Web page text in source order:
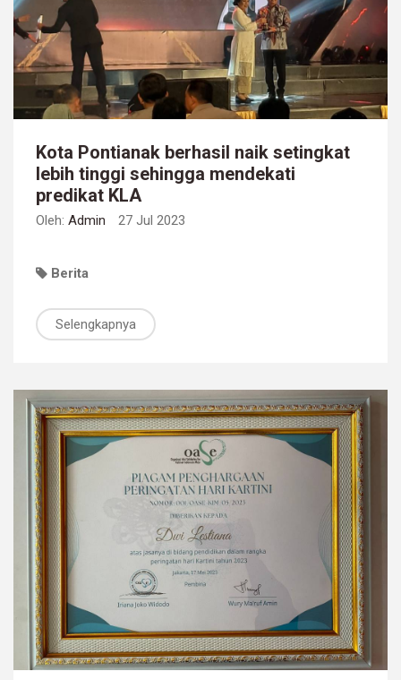
Kota Pontianak berhasil naik setingkat
lebih tinggi sehingga mendekati
predikat KLA
Oleh: Admin 27 Jul 2023
Berita
Selengkapnya